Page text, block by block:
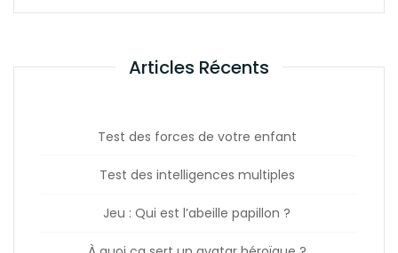
Articles Récents
Test des forces de votre enfant
Test des intelligences multiples
Jeu : Qui est l’abeille papillon ?